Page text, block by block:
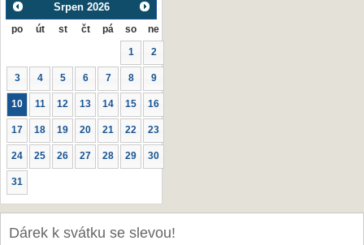
Srpen 2026
po út st čt pá so ne
1 2
3 4 5 6 7 8 9
10 11 12 13 14 15 16
17 18 19 20 21 22 23
24 25 26 27 28 29 30
31
Dárek k svátku se slevou!